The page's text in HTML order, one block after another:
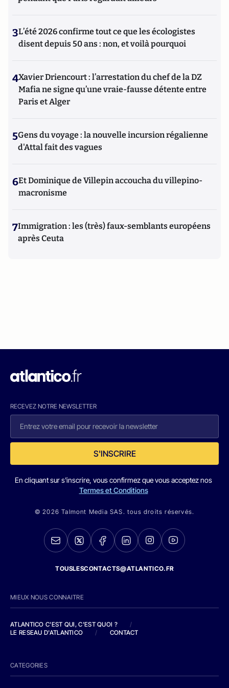
d'attaques subversives adverses contre les entreprises, au
Stratégique de ces deux instituts. Il a également enseigné la
Géopolitique des Médias et de l'internet à l’IFP (Institut
Française de Presse) de l’université Paris 2 Panthéon-Assas,
d’attaques subversives contre les entreprises - Théorie et
pratique de la contre ingérence économique », paru chez
CHIRON. Egalement l'auteur du chapitre cinq sur « la
Universitaires de France (PUF).
3L’été 2026 confirme tout ce que les écologistes
disent depuis 50 ans : non, et voilà pourquoi
4Xavier Driencourt : l’arrestation du chef de la DZ
Mafia ne signe qu’une vraie-fausse détente entre
Paris et Alger
5Gens du voyage : la nouvelle incursion régalienne
d'Attal fait des vagues
6Et Dominique de Villepin accoucha du villepino-
macronisme
7Immigration : les (très) faux-semblants européens
après Ceuta
RECEVEZ NOTRE NEWSLETTER
S'INSCRIRE
En cliquant sur s'inscrire, vous confirmez que vous acceptez nos
Termes et Conditions
© 2026 Talmont Media SAS. tous droits réservés.
TOUSLESCONTACTS@ATLANTICO.FR
MIEUX NOUS CONNAITRE
ATLANTICO C'EST QUI, C'EST QUOI ?
/
LE RESEAU D'ATLANTICO
/ CONTACT
CATEGORIES